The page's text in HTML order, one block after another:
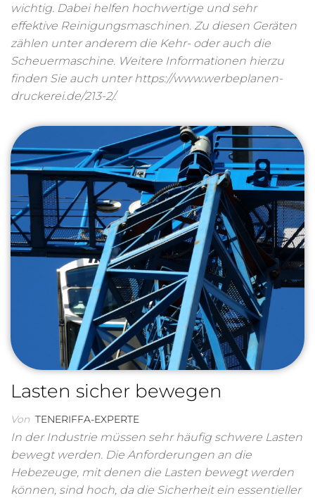
wichtig. Dabei helfen hochwertige und sehr
effektive Reinigungsmaschinen. Zu diesen Geräten
zählen unter anderem die Kehr- oder auch die
Scheuermaschine. Weitere Informationen hierzu
finden Sie auch unter https://www.werbeplanen-
druckerei.de/213-2/.
Lasten sicher bewegen
Von TENERIFFA-EXPERTE
In der Industrie müssen sehr häufig schwere Lasten
bewegt werden. Die Anforderungen an die
Hebezeuge, mit denen die Lasten bewegt werden
können, sind hoch, da die Sicherheit ein essentieller